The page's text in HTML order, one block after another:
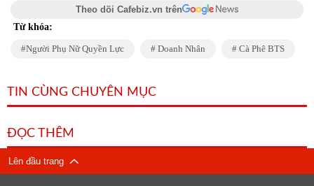
Theo dõi Cafebiz.vn trên
Từ khóa:
Người Phụ Nữ Quyền Lực Doanh Nhân Cà Phê BTS
TIN CÙNG CHUYÊN MỤC
ĐỌC THÊM
Lên đầu trang